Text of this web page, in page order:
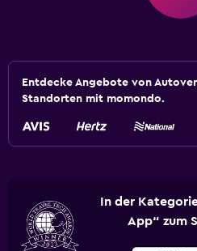
Entdecke Angebote von
Standorten mit momondo.
In der
App“ zum